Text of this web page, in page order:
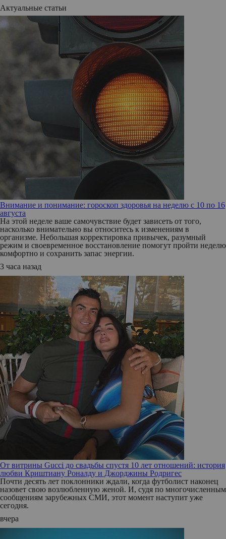
Актуальные статьи
Внимание и понимание: гороскоп здоровья на неделю с 10 по 16
августа
На этой неделе ваше самочувствие будет зависеть от того,
насколько внимательно вы относитесь к изменениям в
организме. Небольшая корректировка привычек, разумный
режим и своевременное восстановление помогут пройти неделю
комфортно и сохранить запас энергии.
3 часа назад
От витрины Gucci до свадьбы спустя 10 лет отношений: история
любви Криштиану Роналду и Джорджины Родригес
Почти десять лет поклонники ждали, когда футболист наконец
назовет свою возлюбленную женой. И, судя по многочисленным
сообщениям зарубежных СМИ, этот момент наступит уже
сегодня.
вчера